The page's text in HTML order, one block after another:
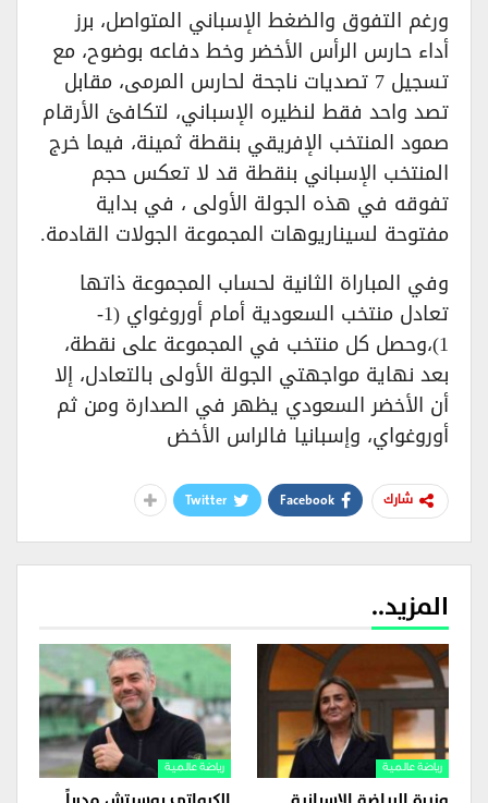
ورغم التفوق والضغط الإسباني المتواصل، برز
أداء حارس الرأس الأخضر وخط دفاعه بوضوح، مع
تسجيل 7 تصديات ناجحة لحارس المرمى، مقابل
تصد واحد فقط لنظيره الإسباني، لتكافئ الأرقام
صمود المنتخب الإفريقي بنقطة ثمينة، فيما خرج
المنتخب الإسباني بنقطة قد لا تعكس حجم
تفوقه في هذه الجولة الأولى ، في بداية
مفتوحة لسيناريوهات المجموعة الجولات القادمة.
وفي المباراة الثانية لحساب المجموعة ذاتها
تعادل منتخب السعودية أمام أوروغواي (1-
1)،وحصل كل منتخب في المجموعة على نقطة،
بعد نهاية مواجهتي الجولة الأولى بالتعادل، إلا
أن الأخضر السعودي يظهر في الصدارة ومن ثم
أوروغواي، وإسبانيا فالراس الأخض
شارك Facebook
Twitter
المزيد..
رياضة عالمية رياضة عالمية